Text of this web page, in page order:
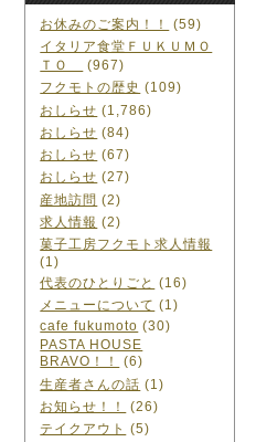
お休みのご案内！！
(59)
イタリア食堂ＦＵＫＵＭＯ
ＴＯ
(967)
フクモトの歴史 (109)
おしらせ (1,786)
おしらせ (84)
おしらせ (67)
おしらせ (27)
産地訪問 (2)
求人情報 (2)
菓子工房フクモト求人情報
(1)
代表のひとりごと (16)
メニューについて (1)
cafe fukumoto (30)
PASTA HOUSE
BRAVO！！
(6)
生産者さんの話 (1)
お知らせ！！
(26)
テイクアウト (5)